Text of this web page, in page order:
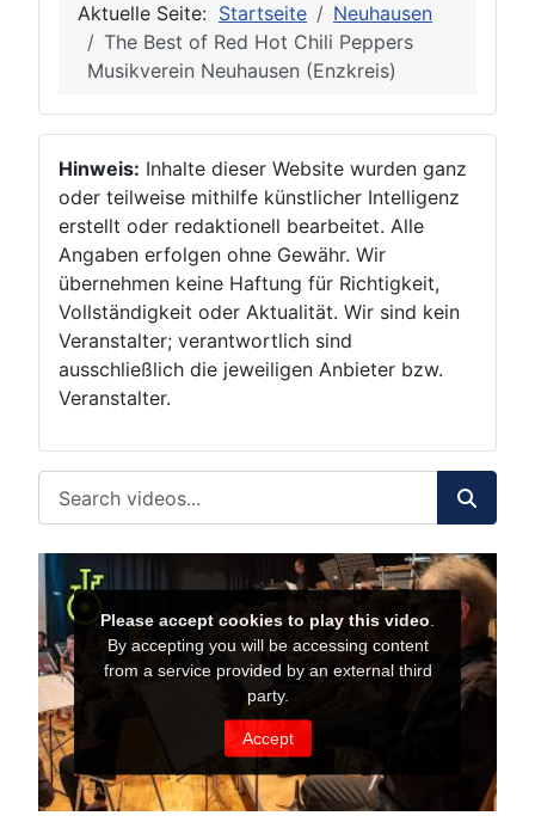
Aktuelle Seite: Startseite
Neuhausen
The Best of Red Hot Chili Peppers
Musikverein Neuhausen (Enzkreis)
Hinweis: Inhalte dieser Website wurden ganz
oder teilweise mithilfe künstlicher Intelligenz
erstellt oder redaktionell bearbeitet. Alle
Angaben erfolgen ohne Gewähr. Wir
übernehmen keine Haftung für Richtigkeit,
Vollständigkeit oder Aktualität. Wir sind kein
Veranstalter; verantwortlich sind
ausschließlich die jeweiligen Anbieter bzw.
Veranstalter.